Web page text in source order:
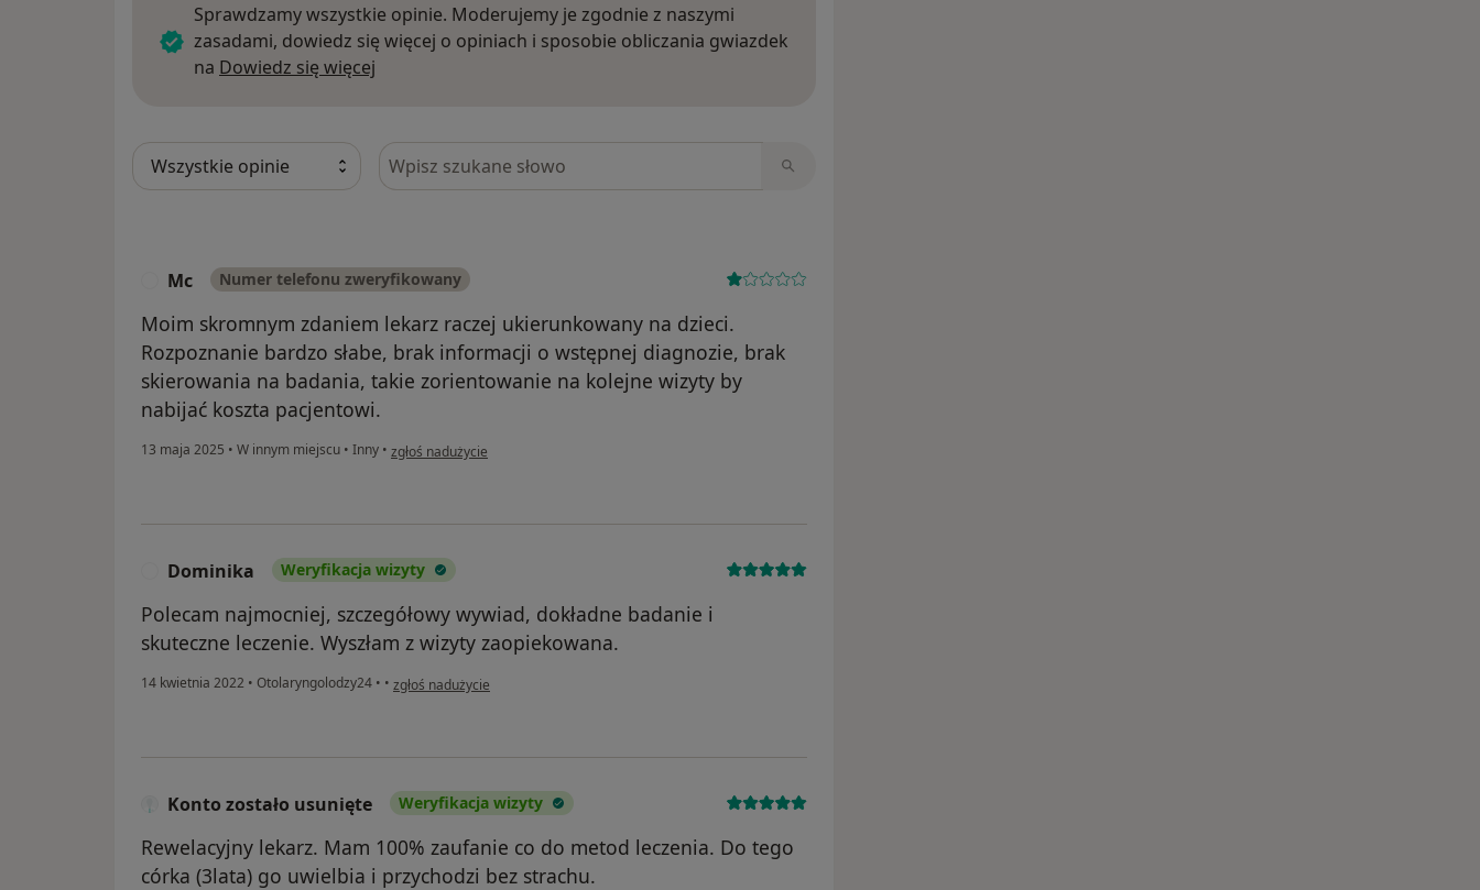
Sprawdzamy wszystkie opinie. Moderujemy je zgodnie z naszymi
zasadami, dowiedz się więcej o opiniach i sposobie obliczania gwiazdek
na Dowiedz się więcej
Szukaj w opiniach
Mc Numer telefonu zweryfikowany
Moim skromnym zdaniem lekarz raczej ukierunkowany na dzieci.
Rozpoznanie bardzo słabe, brak informacji o wstępnej diagnozie, brak
skierowania na badania, takie zorientowanie na kolejne wizyty by
nabijać koszta pacjentowi.
13 maja 2025 • W innym miejscu • Inny • w opinii użytkownika Mc
zgłoś nadużycie
Dominika Weryfikacja wizyty
Polecam najmocniej, szczegółowy wywiad, dokładne badanie i
skuteczne leczenie. Wyszłam z wizyty zaopiekowana.
14 kwietnia 2022 • Otolaryngolodzy24 • • w opinii użytkownika Dominika
zgłoś nadużycie
Konto zostało usunięte Weryfikacja wizyty
Rewelacyjny lekarz. Mam 100% zaufanie co do metod leczenia. Do tego
córka (3lata) go uwielbia i przychodzi bez strachu.